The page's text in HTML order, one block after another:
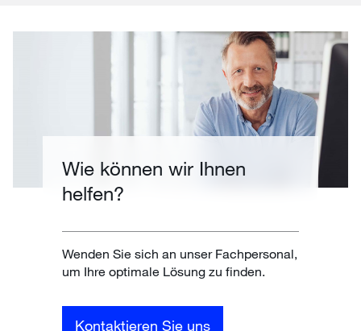
Wie können wir Ihnen
helfen?
Wenden Sie sich an unser Fachpersonal,
um Ihre optimale Lösung zu finden.
Kontaktieren Sie uns